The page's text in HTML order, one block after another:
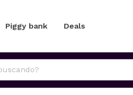
Piggy bank Deals